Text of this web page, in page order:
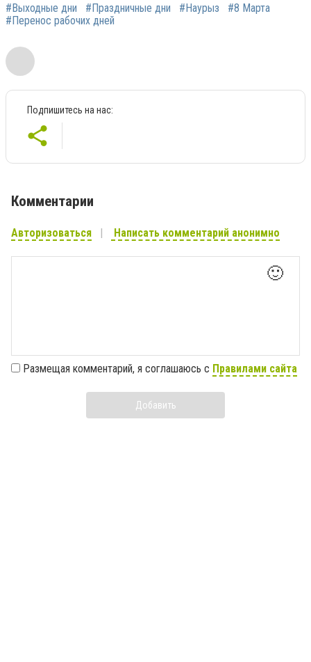
#Выходные дни
#Праздничные дни #Наурыз
#8 Марта
#Перенос рабочих дней
Подпишитесь на нас:
Комментарии
Авторизоваться Написать комментарий анонимно
🙂
Размещая комментарий, я соглашаюсь с Правилами сайта
Добавить